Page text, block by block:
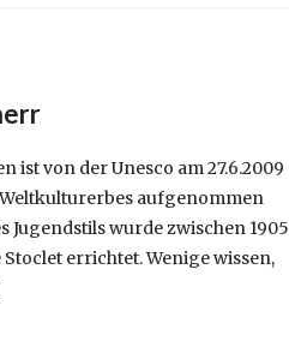
ist von der Unesco am 27.6.2009
aufgenommen
wurde zwischen 1905
errichtet. Wenige wissen,